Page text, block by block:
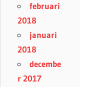
februari
2018
januari
2018
decembe
r 2017